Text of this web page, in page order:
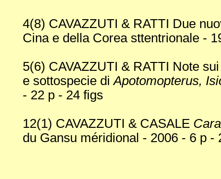
4(8) CAVAZZUTI & RATTI Due
Cina e della Corea sttentrionale -
5(6) CAVAZZUTI & RATTI Note
e sottospecie diApotomopterus,
- 22 p - 24 figs
12(1) CAVAZZUTI & CASALE
du Gansu méridional - 2006 - 6 p -